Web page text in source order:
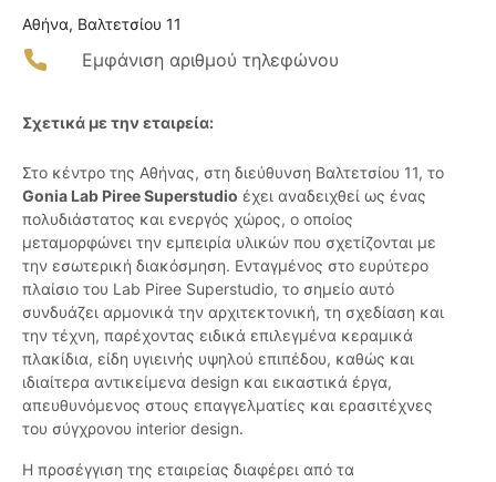
Αθήνα, Βαλτετσίου 11
Εμφάνιση αριθμού τηλεφώνου
Σχετικά με την εταιρεία:
Στο κέντρο της Αθήνας, στη διεύθυνση Βαλτετσίου 11, το
Gonia Lab Piree Superstudio έχει αναδειχθεί ως ένας
πολυδιάστατος και ενεργός χώρος, ο οποίος
μεταμορφώνει την εμπειρία υλικών που σχετίζονται με
την εσωτερική διακόσμηση. Ενταγμένος στο ευρύτερο
πλαίσιο του Lab Piree Superstudio, το σημείο αυτό
συνδυάζει αρμονικά την αρχιτεκτονική, τη σχεδίαση και
την τέχνη, παρέχοντας ειδικά επιλεγμένα κεραμικά
πλακίδια, είδη υγιεινής υψηλού επιπέδου, καθώς και
ιδιαίτερα αντικείμενα design και εικαστικά έργα,
απευθυνόμενος στους επαγγελματίες και ερασιτέχνες
του σύγχρονου interior design.
Η προσέγγιση της εταιρείας διαφέρει από τα